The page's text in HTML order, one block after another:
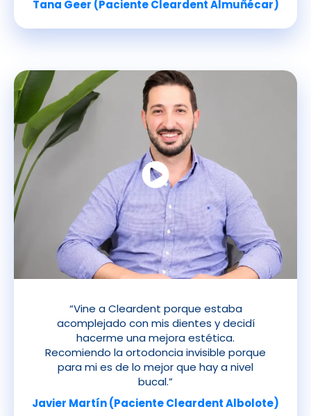
Tana Geer (Paciente Cleardent Almuñécar)
“Vine a Cleardent porque estaba
acomplejado con mis dientes y decidí
hacerme una mejora estética.
Recomiendo la ortodoncia invisible porque
para mi es de lo mejor que hay a nivel
bucal.”
Javier Martín (Paciente Cleardent Albolote)